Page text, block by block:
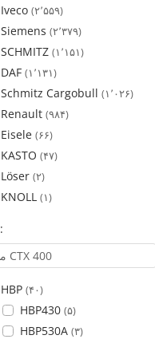
Iveco (۲٬۵۵۹)
Siemens (۲٬۳۷۹)
SCHMITZ (۱٬۱۵۱)
DAF (۱٬۱۳۱)
Schmitz Cargobull (۱٬۰۲۶)
Renault (۹۸۴)
Eisele (۶۶)
KASTO (۴۷)
Löser (۲)
KNOLL (۱)
مدل:
HBP (۴۰)
HBP430 (۵)
HBP530A (۳)